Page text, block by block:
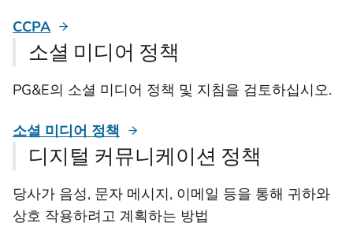
CCPA
소셜 미디어 정책
PG&E의 소셜 미디어 정책 및 지침을 검토하십시오.
소셜 미디어 정책
디지털 커뮤니케이션 정책
당사가 음성, 문자 메시지, 이메일 등을 통해 귀하와
상호 작용하려고 계획하는 방법